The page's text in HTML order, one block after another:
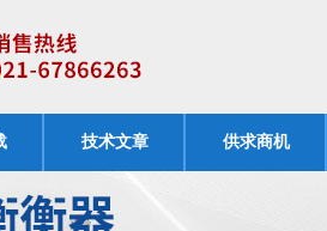
技术文章 供求商机